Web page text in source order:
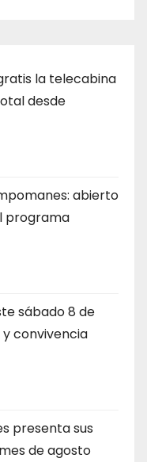
la telecabina
desde
abierto
programa
sábado 8 de
convivencia
presenta sus
de agosto